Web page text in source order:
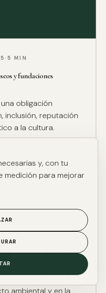
· 5 MIN
y fundaciones
obligación
inclusión, reputación
a la cultura.
4 MIN
y reducir el impacto
los scripts y el
ambiental y en la
y, con tu
medición para mejorar